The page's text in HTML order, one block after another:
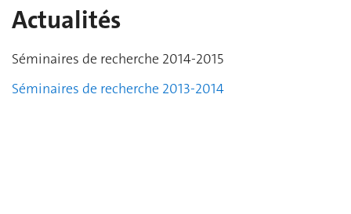
Actualités
Séminaires de recherche 2014-2015
Séminaires de recherche 2013-2014